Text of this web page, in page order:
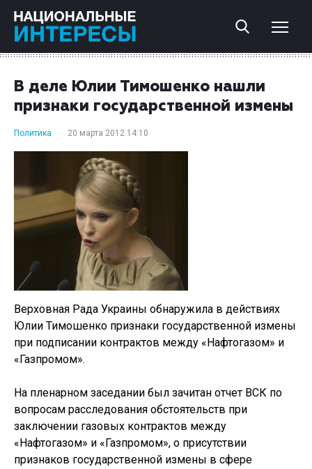
В деле Юлии Тимошенко нашли
признаки государственной измены
Политика 20 марта 2012 14:10
Верховная Рада Украины обнаружила в действиях
Юлии Тимошенко признаки государственной измены
при подписании контрактов между «Нафтогазом» и
«Газпромом».
На пленарном заседании был зачитан отчет ВСК по
вопросам расследования обстоятельств при
заключении газовых контрактов между
«Нафтогазом» и «Газпромом», о присутствии
признаков государственной измены в сфере